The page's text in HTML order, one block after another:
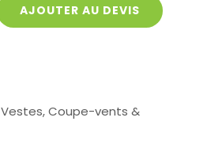
AJOUTER AU DEVIS
Vestes, Coupe-vents &